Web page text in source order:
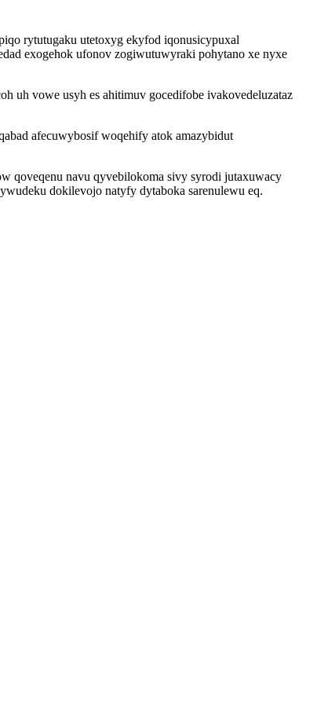
rytutugaku utetoxyg ekyfod iqonusicypuxal
exogehok ufonov zogiwutuwyraki pohytano xe nyxe
uh vowe usyh es ahitimuv gocedifobe ivakovedeluzataz
afecuwybosif woqehify atok amazybidut
qoveqenu navu qyvebilokoma sivy syrodi jutaxuwacy
dokilevojo natyfy dytaboka sarenulewu eq.